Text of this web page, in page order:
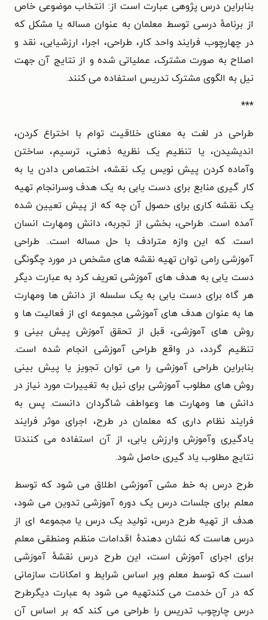
بنابراین درس پژوهی عبارت است از: انتخاب موضوعی خاص
از برنامهٔ درسی توسط معلمان به عنوان مساله یا مشکل که
در چهارچوب فرایند واحد کار، طراحی، اجرا، ارزشیابی، نقد و
اصلاح به صورت مشترک، عملیاتی شده و از نتایج آن جهت
نیل به الگوی مشترک تدریس استفاده می کنند.
***
طراحی در لغت به معنای خلاقیت توام با اختراع کردن،
اندیشیدن، یا تنظیم یک نظریه ذهنی، ترسیم، ساختن
وآماده کردن پیش نویس یک نقشه، اختصاص دادن یا به
کار گیری منابع برای دست یابی به یک هدف وسرانجام تهیه
یک نقشه کاری برای حصول آن چه که از پیش تعیین شده
آمده است. طراحی، بخشی از تجربه، دانش ومهارت انسان
است. که این وازه مترادف با حل مساله است.. طراحی
آموزشی رامی توان تهیه نقشه های مشخص در مورد چگونگی
دست یابی به هدف های آموزشی تعریف کرد به عبارت دیگر
هر گاه برای دست یابی به یک سلسله از دانش ها ومهارت
ها به عنوان هدف های آموزشی مجموعه ای از فعالیت ها و
روش های آموزشی، قبل از تحقق آموزش پیش بینی و
تنظیم گردد، در واقع طراحی آموزشی انجام شده است.
بنابراین طراحی آموزشی را می توان تجویز یا پیش بینی
روش های مطلوب آموزشی برای نیل به تغییرات مورد نیاز در
دانش ها ومهارت ها وعواطف شاگردان دانست. پس به
فرایند نظام داری که معلمان در طرح، اجرای موثر فرایند
یادگیری وآموزش وارزش یابی، از آن استفاده می کنندتا
نتایج مطلوب یاد گیری حاصل شود.
طرح درس به خط مشی آموزشی اطلاق می شود که توسط
معلم برای جلسات درس یک دوره آموزشی تدوین می شود،
هدف از تهیه طرح درس، تولید یک درس یا مجموعه ای از
درس هاست که نشان دهندهٔ اقدامات منظم ومنطقی معلم
برای اجرای آموزش است، این طرح درس نقشهٔ آموزشی
است که توسط معلم وبر اساس شرایط و امکانات سازمانی
که در آن خدمت می کندتهیه می شود به عبارت دیگرطرح
درس چارچوب تدریس را طراحی می کند که بر اساس آن